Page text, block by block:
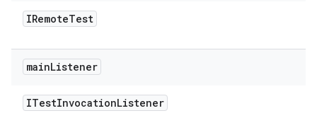
IRemoteTest
mainListener
ITestInvocationListener